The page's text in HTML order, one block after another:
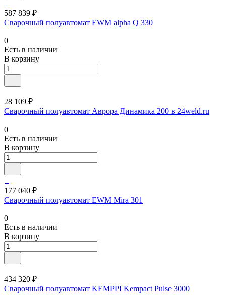
587 839 ₽
Сварочный полуавтомат EWM alpha Q 330
0
Есть в наличии
В корзину
28 109 ₽
Сварочный полуавтомат Аврора Динамика 200 в 24weld.ru
0
Есть в наличии
В корзину
177 040 ₽
Сварочный полуавтомат EWM Mira 301
0
Есть в наличии
В корзину
434 320 ₽
Сварочный полуавтомат KEMPPI Kempact Pulse 3000